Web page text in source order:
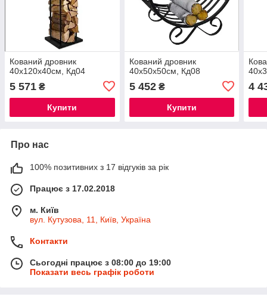
Кований дровник
40х120х40см, Кд04
5 571 ₴
Купити
Кований дровник
40х50х50см, Кд08
5 452₴
Купити
4
Про нас
100% позитивних з 17 відгуків за рік
Працює з 17.02.2018
м. Київ
вул. Кутузова, 11, Київ, Україна
Контакти
Сьогодні працює з 08:00 до 19:00
Показати весь графік роботи